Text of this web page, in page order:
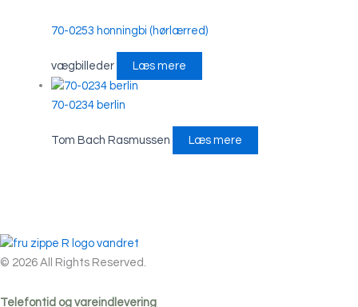
70-0253 honningbi (hørlærred)
vægbilleder Læs mere
70-0234 berlin
Tom Bach Rasmussen Læs mere
© 2026 All Rights Reserved.
Telefontid og vareindlevering